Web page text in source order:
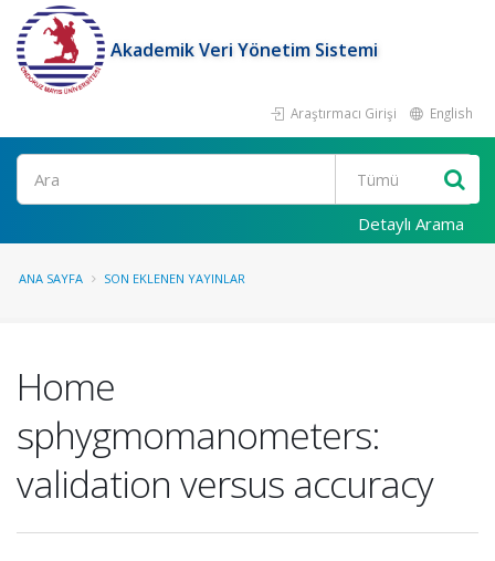
Akademik Veri Yönetim Sistemi
Araştırmacı Girişi English
Ara
Detaylı Arama
ANA SAYFA SON EKLENEN YAYINLAR
Home
sphygmomanometers:
validation versus accuracy